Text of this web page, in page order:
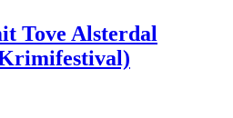
Tove Alsterdal